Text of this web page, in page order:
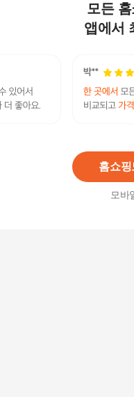
모든
앱에서
홈쇼핑
모바
고기온도계
대면
38,580 원
아큐템 비